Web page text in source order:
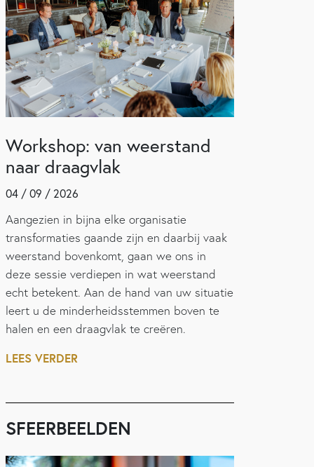
Workshop: van weerstand
naar draagvlak
04 / 09 / 2026
Aangezien in bijna elke organisatie
transformaties gaande zijn en daarbij vaak
weerstand bovenkomt, gaan we ons in
deze sessie verdiepen in wat weerstand
echt betekent. Aan de hand van uw situatie
leert u de minderheidsstemmen boven te
halen en een draagvlak te creëren.
LEES VERDER
SFEERBEELDEN